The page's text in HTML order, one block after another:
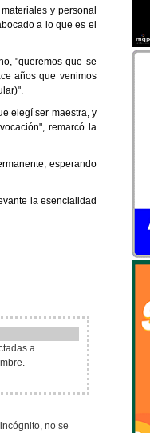
y personal
a lo que es el
"queremos que se
años que venimos
elegí ser maestra, y
remarcó la
esperando
la esencialidad
a
no se